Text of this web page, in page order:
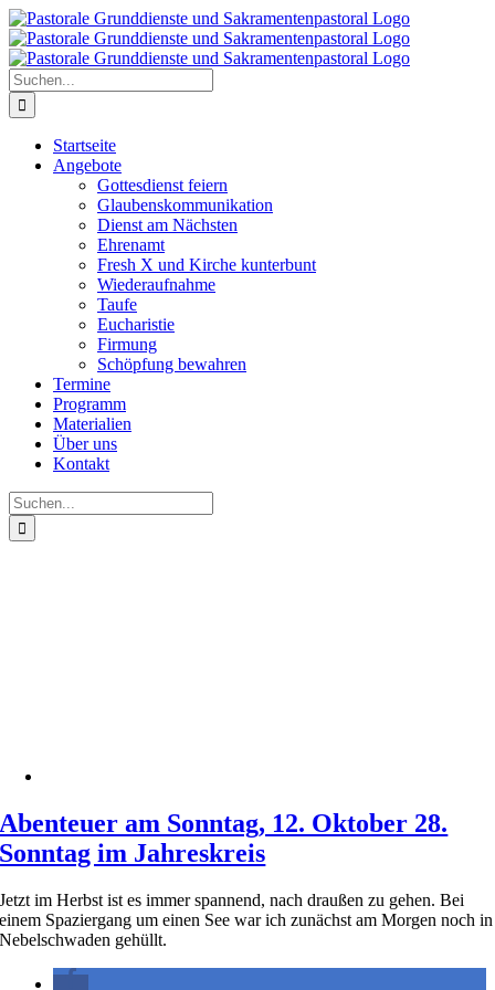
Zum
Inhalt
springen
Suche
nach:
Startseite
Angebote
Gottesdienst feiern
Glaubenskommunikation
Dienst am Nächsten
Ehrenamt
Fresh X und Kirche kunterbunt
Wiederaufnahme
Taufe
Eucharistie
Firmung
Schöpfung bewahren
Termine
Programm
Materialien
Über uns
Kontakt
Suche
nach:
Abenteuer am Sonntag, 12. Oktober 28.
Sonntag im Jahreskreis
Jetzt im Herbst ist es immer spannend, nach draußen zu gehen. Bei
einem Spaziergang um einen See war ich zunächst am Morgen noch in
Nebelschwaden gehüllt.